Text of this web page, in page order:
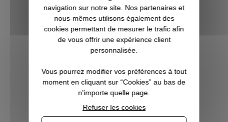
Chaussures de chasse Ibex PRO HUNT
139,90 €
navigation sur notre site. Nos partenaires et
nous-mêmes utilisons également des
cookies permettant de mesurer le trafic afin
de vous offrir une expérience client
personnalisée.
Vous pourrez modifier vos préférences à tout
moment en cliquant sur “Cookies” au bas de
n'importe quelle page.
Refuser les cookies